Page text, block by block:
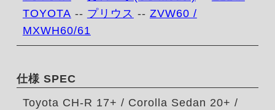
TOYOTA -- プリウス -- ZVW60 /
MXWH60/61
仕様 SPEC
Toyota CH-R 17+ / Corolla Sedan 20+ /